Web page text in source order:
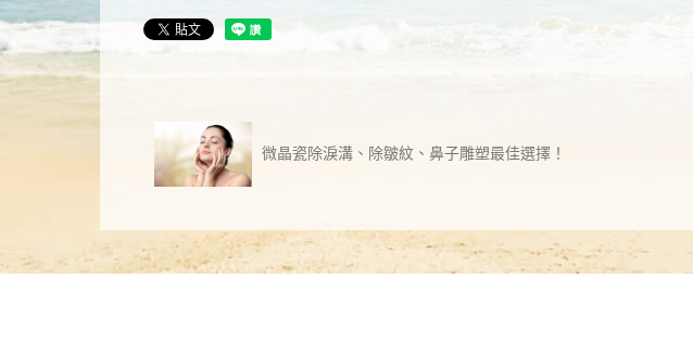
微晶瓷除淚溝、除皺紋、鼻子雕塑最佳選擇！